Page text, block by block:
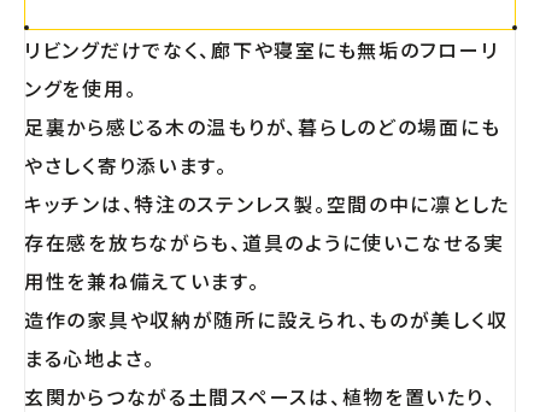
リビングだけでなく、廊下や寝室にも無垢のフローリ
ングを使用。
足裏から感じる木の温もりが、暮らしのどの場面にも
やさしく寄り添います。
キッチンは、特注のステンレス製。空間の中に凛とした
存在感を放ちながらも、道具のように使いこなせる実
用性を兼ね備えています。
造作の家具や収納が随所に設えられ、ものが美しく収
まる心地よさ。
玄関からつながる土間スペースは、植物を置いたり、